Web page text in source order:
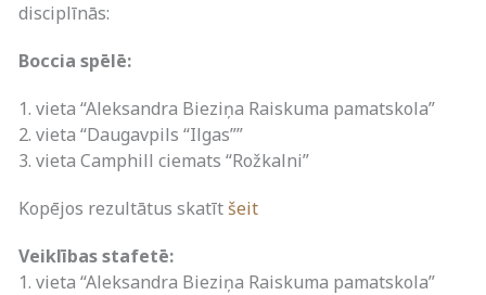
disciplīnās:
Boccia spēlē:
1. vieta “Aleksandra Bieziņa Raiskuma pamatskola”
2. vieta “Daugavpils “Ilgas””
3. vieta Camphill ciemats “Rožkalni”
Kopējos rezultātus skatītšeit
Veiklības stafetē:
1. vieta “Aleksandra Bieziņa Raiskuma pamatskola”